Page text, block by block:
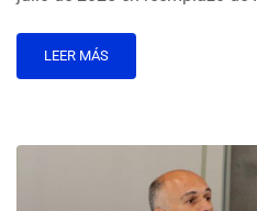
LEER MÁS